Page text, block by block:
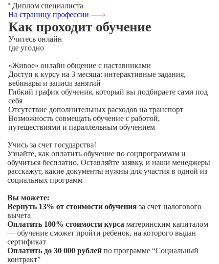
Диплом специалиста
На страницу профессии
Как проходит обучение
Учитесь онлайн
где угодно
«Живое» онлайн общение с наставниками
Доступ к курсу на 3 месяца: интерактивные задания,
вебинары и записи занятий
Гибкий график обучения, который вы подбираете сами под
себя
Отсутствие дополнительных расходов на транспорт
Возможность совмещать обучение с работой,
путешествиями и параллельным обучением
Учись за счет государства!
Узнайте, как оплатить обучение по соцпрограммам и
обучиться бесплатно. Оставляйте заявку, и наши менеджеры
расскажут, какие документы нужны для участия в одной из
социальных программ
Вы можете:
Вернуть 13% от стоимости обучения за счет налогового
вычета
Оплатить 100% стоимости курса материнским капиталом
— обучение сможет пройти ребенок, на которого выдан
сертификат
Оплатить до 30 000 рублей по программе “Социальный
контракт”